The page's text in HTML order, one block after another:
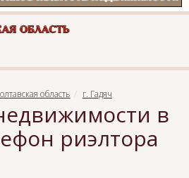
область г. Гадяч
в
риэлтора